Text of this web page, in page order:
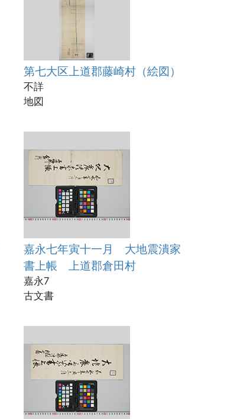
第七大区上道郡藤崎村（絵図）
不詳
地図
嘉永七年寅十一月 大地震潰家
書上帳 上道郡倉田村
嘉永7
古文書